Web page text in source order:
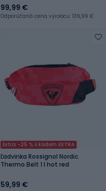
99,99 €
Odporúčaná cena výrobcu: 139,99 €
Extra -25 % s kódom EXTRA
Ľadvinka Rossignol Nordic
Thermo Belt 1 l hot red
59,99 €